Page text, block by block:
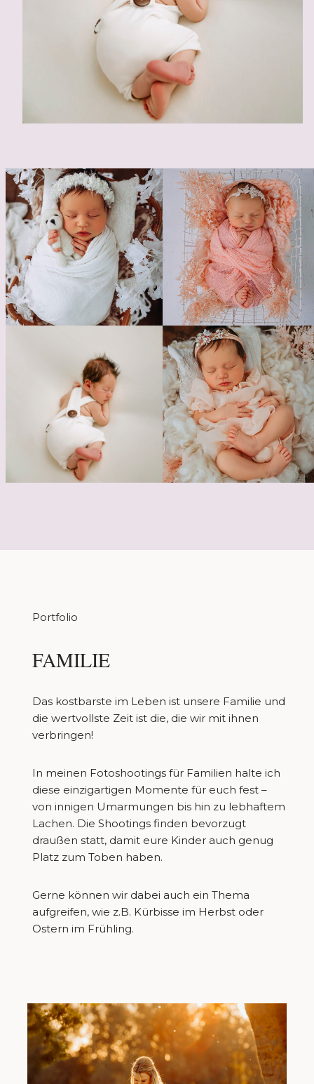
Portfolio
FAMILIE
Das kostbarste im Leben ist unsere Familie und
die wertvollste Zeit ist die, die wir mit ihnen
verbringen!
In meinen Fotoshootings für Familien halte ich
diese einzigartigen Momente für euch fest –
von innigen Umarmungen bis hin zu lebhaftem
Lachen. Die Shootings finden bevorzugt
draußen statt, damit eure Kinder auch genug
Platz zum Toben haben.
Gerne können wir dabei auch ein Thema
aufgreifen, wie z.B. Kürbisse im Herbst oder
Ostern im Frühling.